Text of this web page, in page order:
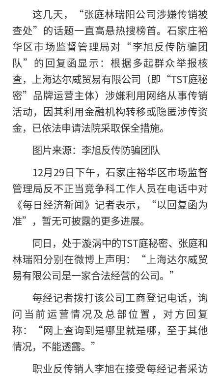
这几天，“张庭林瑞阳公司涉嫌传销被
查处”的话题一直高悬热搜榜首。石家庄裕
华区市场监督管理局对“李旭反传防骗团
队”的回复函显示：根据多起群众举报核
查，上海达尔威贸易有限公司（即“TST庭秘
密”品牌运营主体）涉嫌利用网络从事传销
活动，因其利用金融机构转移或隐匿涉传资
金，已依法申请法院采取保全措施。
图片来源：李旭反传防骗团队
12月29日下午，石家庄裕华区市场监督
管理局反不正当竞争科工作人员在电话中对
《每日经济新闻》记者表示，“以回复函为
准”，暂无可披露的更多进展。
同日，处于漩涡中的TST庭秘密、张庭和
林瑞阳分别在微博上声明：“上海达尔威贸
易有限公司是一家合法经营的公司。”
每经记者拨打该公司工商登记电话，询
问当前运营情况及总部位置，对方回复
称：“网上查询到是哪里就是哪，至于其他
情况，不能透露。”
职业反传销人李旭在接受每经记者采访